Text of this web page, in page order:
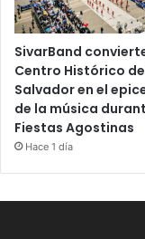
SivarBand
Centro Histórico
Salvador en el
de la música
Fiestas Agostinas
Hace 1 día